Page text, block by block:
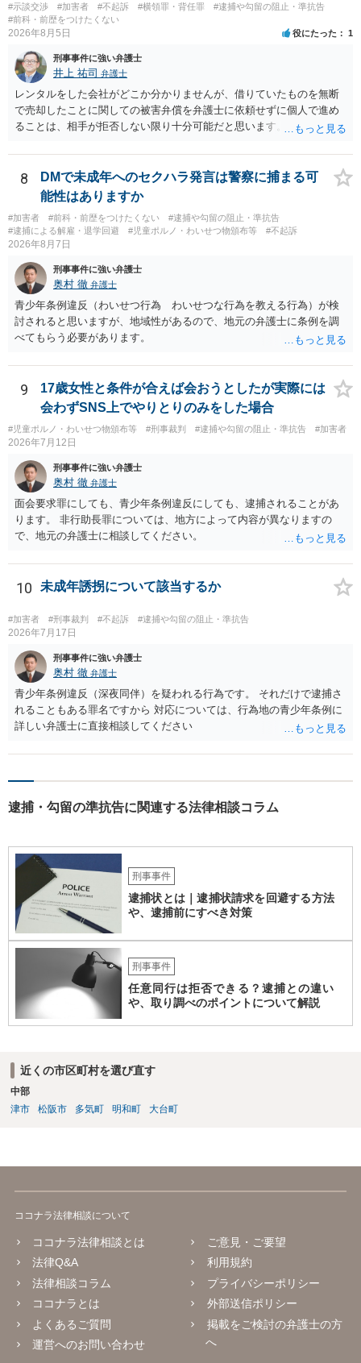
#示談交渉 #加害者 #不起訴 #横領罪・背任罪
#逮捕や勾留の阻止・準抗告
#前科・前歴をつけたくない
2026年8月5日 役にたった 1
刑事事件に強い弁護士
井上 祐司 弁護士
レンタルをした会社がどこか分かりませんが、借りていたものを無断
で売却したことに関しての被害弁償を弁護士に依頼せずに個人で進め
ることは、相手が拒否しない限り十分可能だと思います。 見積を出し
か）、弁護士に法律相談において助言をもらえば足りるでしょう。
8
DMで未成年へのセクハラ発言は警察に捕まる可
能性はありますか
#加害者 #前科・前歴をつけたくない
#逮捕や勾留の阻止・準抗告
#逮捕による解雇・退学回避
#児童ポルノ・わいせつ物頒布等 #不起訴
2026年8月7日
刑事事件に強い弁護士
奥村 徹 弁護士
青少年条例違反（わいせつ行為 わいせつな行為を教える行為）が検
討されると思いますが、地域性があるので、地元の弁護士に条例を調
べてもらう必要があります。
9
17歳女性と条件が合えば会おうとしたが実際には
会わずSNS上でやりとりのみをした場合
#児童ポルノ・わいせつ物頒布等 #刑事裁判 #逮捕や勾留の阻止・準抗告 #加害者
2026年7月12日
刑事事件に強い弁護士
奥村 徹 弁護士
面会要求罪にしても、青少年条例違反にしても、逮捕されることがあ
ります。 非行助長罪については、地方によって内容が異なりますの
で、地元の弁護士に相談してください。
10 未成年誘拐について該当するか
#加害者 #刑事裁判 #不起訴 #逮捕や勾留の阻止・準抗告
2026年7月17日
刑事事件に強い弁護士
奥村 徹 弁護士
青少年条例違反（深夜同伴）を疑われる行為です。 それだけで逮捕さ
れることもある罪名ですから 対応については、行為地の青少年条例に
詳しい弁護士に直接相談してください
逮捕・勾留の準抗告に関連する法律相談コラム
刑事事件
逮捕状とは｜逮捕状請求を回避する方法
や、逮捕前にすべき対策
刑事事件
任意同行は拒否できる？逮捕との違い
や、取り調べのポイントについて解説
近くの市区町村を選び直す
中部
津市
松阪市 多気町 明和町 大台町
ココナラ法律相談について
ココナラ法律相談とは
法律Q&A
法律相談コラム
ココナラとは
よくあるご質問
運営へのお問い合わせ
ご意見・ご要望
利用規約
プライバシーポリシー
外部送信ポリシー
掲載をご検討の弁護士の方
へ